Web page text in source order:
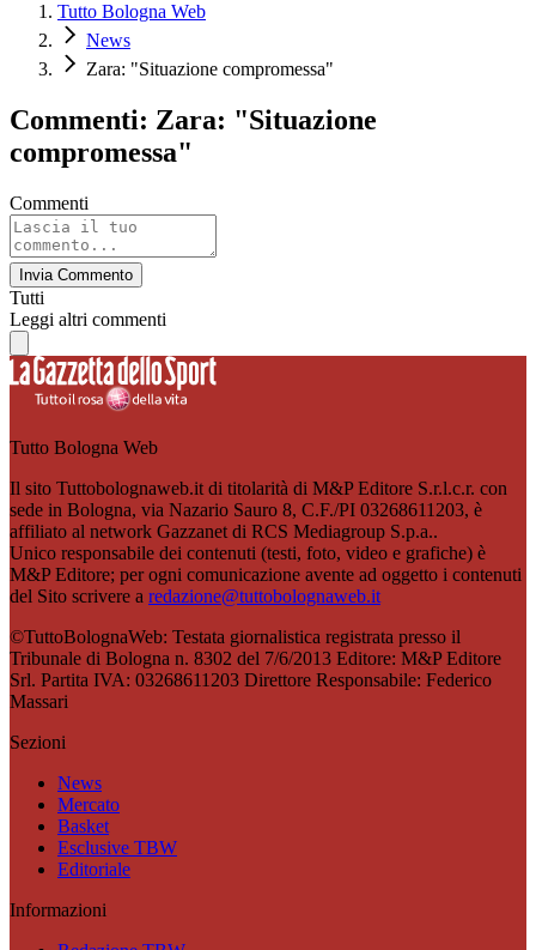
Tutto Bologna Web
News
Zara: "Situazione compromessa"
Commenti: Zara: "Situazione
compromessa"
Commenti
Invia Commento
Tutti
Leggi altri commenti
Tutto Bologna Web
Il sito Tuttobolognaweb.it di titolarità di M&P Editore S.r.l.c.r. con
sede in Bologna, via Nazario Sauro 8, C.F./PI 03268611203, è
affiliato al network Gazzanet di RCS Mediagroup S.p.a..
Unico responsabile dei contenuti (testi, foto, video e grafiche) è
M&P Editore; per ogni comunicazione avente ad oggetto i contenuti
del Sito scrivere a redazione@tuttobolognaweb.it
©TuttoBolognaWeb: Testata giornalistica registrata presso il
Tribunale di Bologna n. 8302 del 7/6/2013 Editore: M&P Editore
Srl. Partita IVA: 03268611203 Direttore Responsabile: Federico
Massari
Sezioni
News
Mercato
Basket
Esclusive TBW
Editoriale
Informazioni